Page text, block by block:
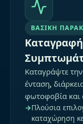
ΒΑΣΙΚΉ
Καταγράψτε
ένταση,
φωτοφοβία και
Πλούσια
καταχώρηση